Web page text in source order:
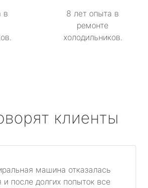
в
8 лет опыта в
ремонте
холодильников.
клиенты
машина отказалась
и после долгих попыток все